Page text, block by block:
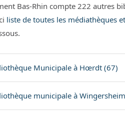
Bas-Rhin compte 222 autres
liste de toutes les médiathèques
Municipale à Hœrdt (67)
municipale à